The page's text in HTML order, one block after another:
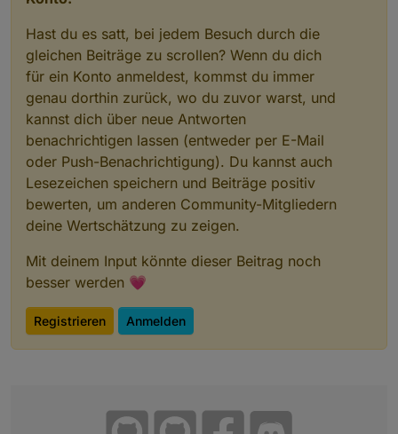
Hast du es satt, bei jedem Besuch durch die
gleichen Beiträge zu scrollen? Wenn du dich
für ein Konto anmeldest, kommst du immer
genau dorthin zurück, wo du zuvor warst, und
kannst dich über neue Antworten
benachrichtigen lassen (entweder per E-Mail
oder Push-Benachrichtigung). Du kannst auch
Lesezeichen speichern und Beiträge positiv
bewerten, um anderen Community-Mitgliedern
deine Wertschätzung zu zeigen.
Mit deinem Input könnte dieser Beitrag noch
besser werden 💗
Registrieren Anmelden